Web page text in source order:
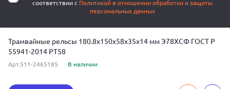
соответствии с Политикой в отношении обработки и защиты
персональных данных
Трамвайные рельсы 180.8x150x58x35x14 мм Э78ХСФ ГОСТ Р
55941-2014 РТ58
Арт.511-2465185 В наличии